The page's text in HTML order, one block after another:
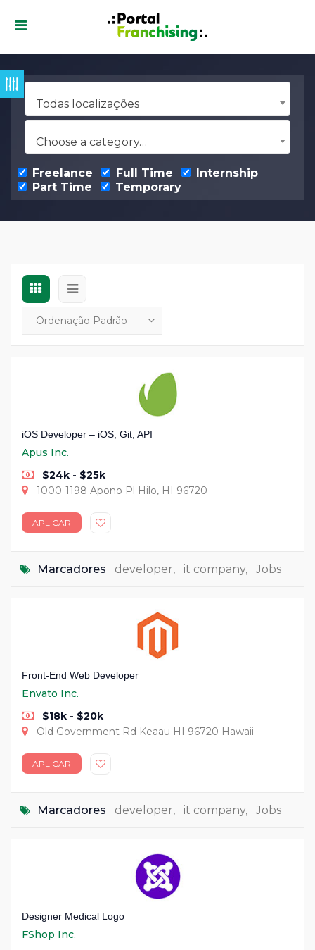
Todas localizações
Choose a category…
Freelance Full Time
Internship
Part Time
Temporary
iOS Developer – iOS, Git, API
Apus Inc.
$24k - $25k
1000-1198 Apono Pl Hilo, HI 96720
APLICAR
Marcadores developer, it company, Jobs
Front-End Web Developer
Envato Inc.
$18k - $20k
Old Government Rd Keaau HI 96720 Hawaii
APLICAR
Marcadores developer, it company, Jobs
Designer Medical Logo
FShop Inc.